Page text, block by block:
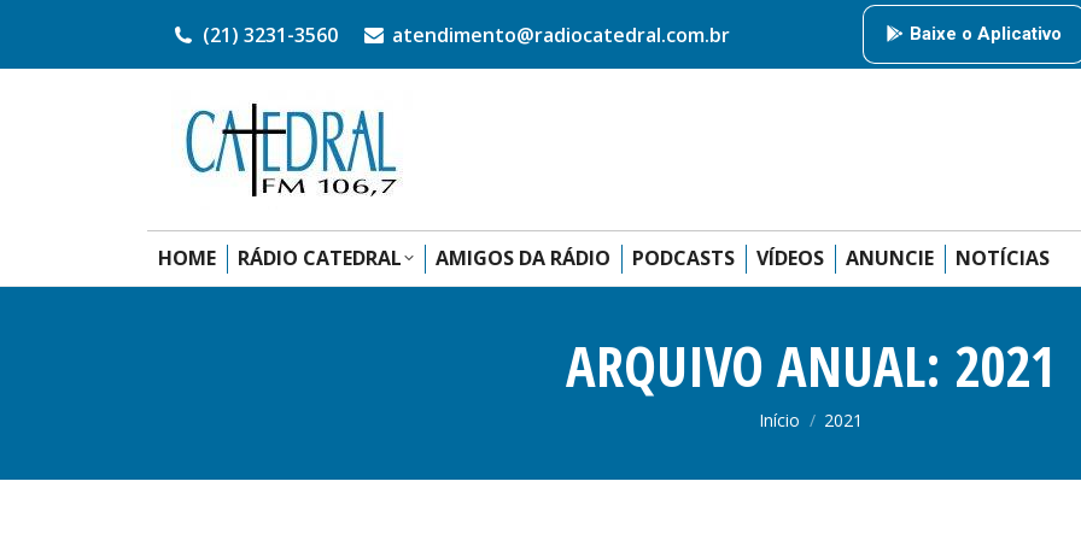
(21) 3231-3560 atendimento@radiocatedral.com.br Baixe o Aplicativo
HOME RÁDIO CATEDRAL AMIGOS DA RÁDIO PODCASTS VÍDEOS ANUNCIE NOTÍCIAS
ARQUIVO ANUAL: 2021
Você está aqui:
Início 2021
HOME RÁDIO CATEDRAL AMIGOS DA RÁDIO